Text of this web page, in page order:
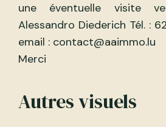
une éventuelle visite
Alessandro Diederich Tél. :
email : contact@aaimmo.lu
Merci
Autres visuels